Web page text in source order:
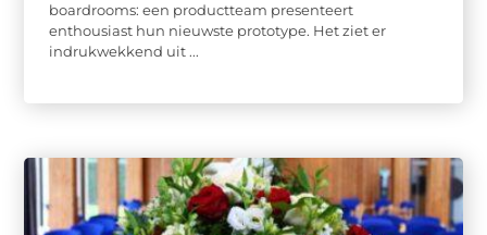
boardrooms: een productteam presenteert
enthousiast hun nieuwste prototype. Het ziet er
indrukwekkend uit ...